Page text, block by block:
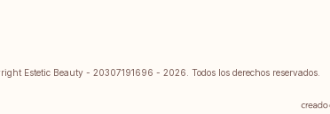
Estetic Beauty - 20307191696 - 2026. Todos los derechos reservados.